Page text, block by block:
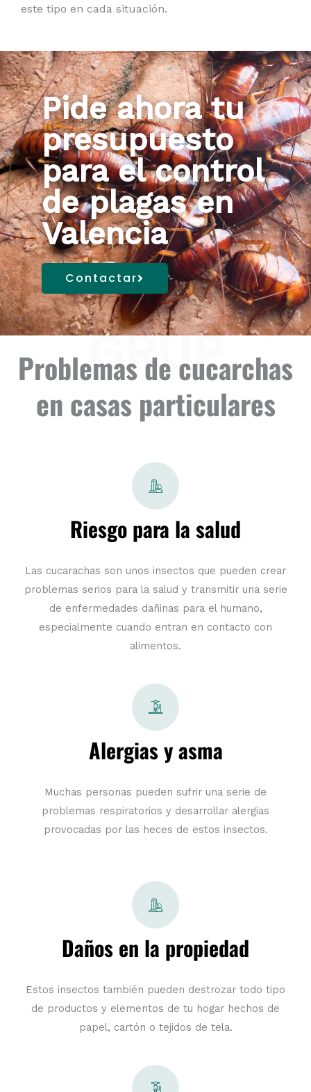
este tipo en cada situación.
Pide ahora tu
presupuesto
para el control
de plagas en
Valencia
Contactar
LA VALL
GRUP
Problemas de cucarchas
en casas particulares
Riesgo para la salud
Las cucarachas son unos insectos que pueden crear
problemas serios para la salud y transmitir una serie
de enfermedades dañinas para el humano,
especialmente cuando entran en contacto con
alimentos.
Alergias y asma
Muchas personas pueden sufrir una serie de
problemas respiratorios y desarrollar alergias
provocadas por las heces de estos insectos.
Daños en la propiedad
Estos insectos también pueden destrozar todo tipo
de productos y elementos de tu hogar hechos de
papel, cartón o tejidos de tela.